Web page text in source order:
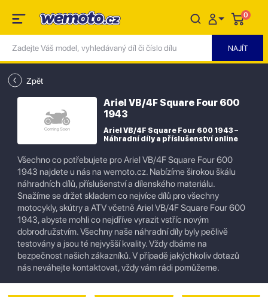
0
Zpět
Ariel VB/4F Square Four 600
1943
Ariel VB/4F Square Four 600 1943 –
Náhradní díly a příslušenství online
Všechno co potřebujete pro Ariel VB/4F Square Four 600
1943 najdete u nás na wemoto.cz. Nabízíme širokou škálu
náhradních dílů, příslušenství a dílenského materiálu.
Snažíme se držet skladem co nejvíce dílů pro všechny
motocykly, skútry a ATV včetně Ariel VB/4F Square Four 600
1943, abyste mohli co nejdříve vyrazit vstříc novým
dobrodružstvím. Všechny naše náhradní díly byly pečlivě
testovány a jsou té nejvyšší kvality. Vždy dbáme na
bezpečnost našich zákazníků. V případě jakýchkoliv dotazů
nás neváhejte kontaktovat, vždy vám rádi pomůžeme.